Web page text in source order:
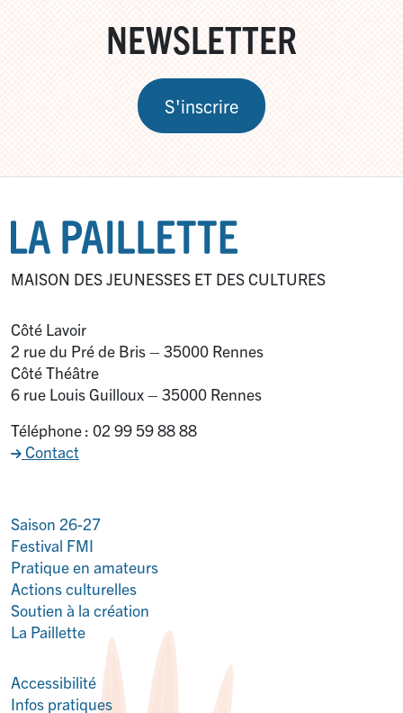
NEWSLETTER
S'inscrire
MAISON DES JEUNESSES ET DES CULTURES
Côté Lavoir
2 rue du Pré de Bris – 35000 Rennes
Côté Théâtre
6 rue Louis Guilloux – 35000 Rennes
Téléphone : 02 99 59 88 88
Contact
Saison 26-27
Festival FMI
Pratique en amateurs
Actions culturelles
Soutien à la création
La Paillette
Accessibilité
Infos pratiques